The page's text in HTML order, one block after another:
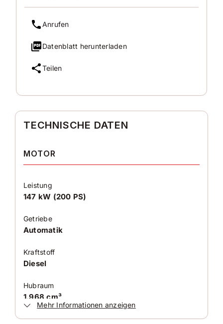
Anrufen
Datenblatt herunterladen
Teilen
TECHNISCHE DATEN
MOTOR
Leistung
147 kW (200 PS)
Getriebe
Automatik
Kraftstoff
Diesel
Hubraum
1.968 cm³
Antriebsart
Mehr Informationen anzeigen